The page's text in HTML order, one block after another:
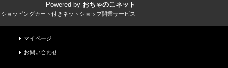
Powered by おちゃのこネット
ョッピングカート付きネットショップ開業サービス
マイページ
お問い合わせ